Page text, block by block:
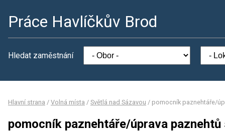
Práce Havlíčkův Brod
Hledat zaměstnání
Hlavní strana / Volná místa / Světlá nad Sázavou / pomocník paznehtáře/
pomocník paznehtáře/úprava